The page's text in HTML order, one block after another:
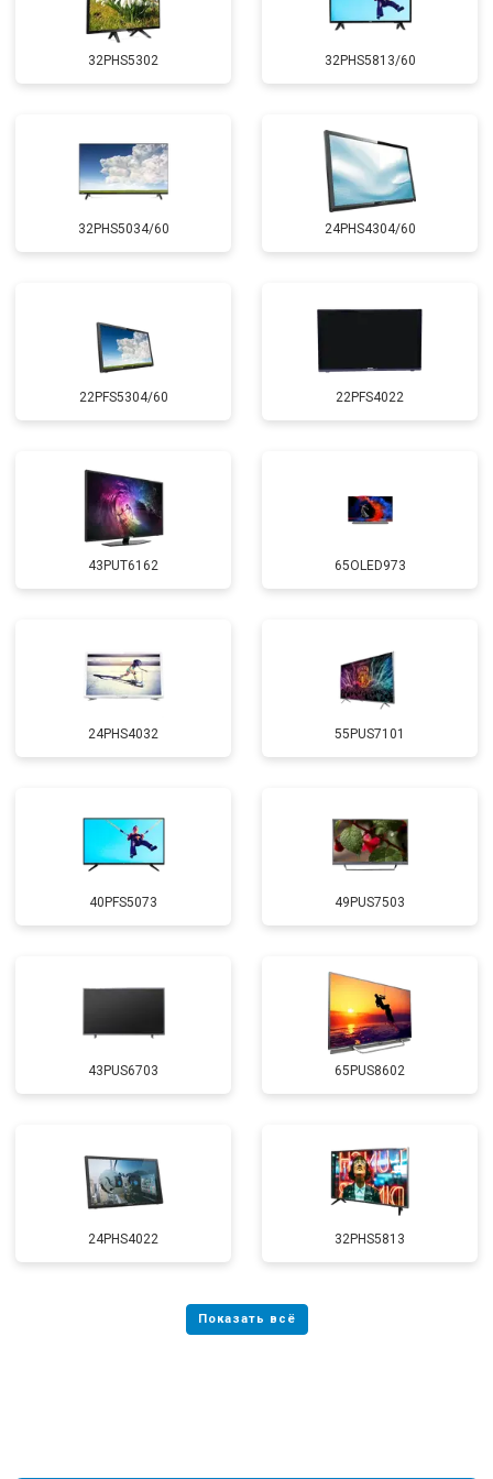
32PHS5302 32PHS5813/60
32PHS5034/60 24PHS4304/60
22PFS5304/60 22PFS4022
43PUT6162 65OLED973
24PHS4032 55PUS7101
40PFS5073 49PUS7503
43PUS6703 65PUS8602
24PHS4022 32PHS5813